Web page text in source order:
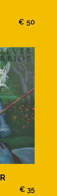
€ 50
€ 35